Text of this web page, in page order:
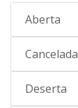
Aberta
Cancelada
Deserta